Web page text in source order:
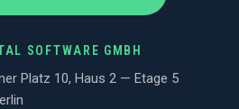
SOFTWARE GMBH
Platz 10, Haus 2 — Etage 5